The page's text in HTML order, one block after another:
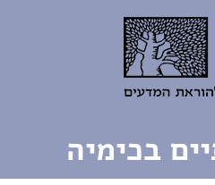
בכימיה